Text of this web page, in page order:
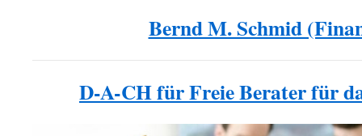
Bernd M. Schmid
D-A-CH für Freie Berater für